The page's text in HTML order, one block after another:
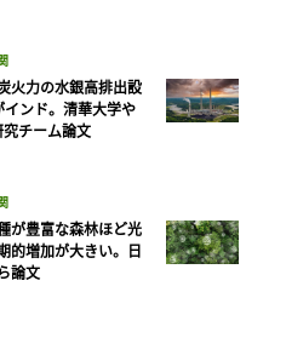
火力の水銀高排出設
ンド。清華大学や
究チーム論文
が豊富な森林ほど光
的増加が大きい。日
論文